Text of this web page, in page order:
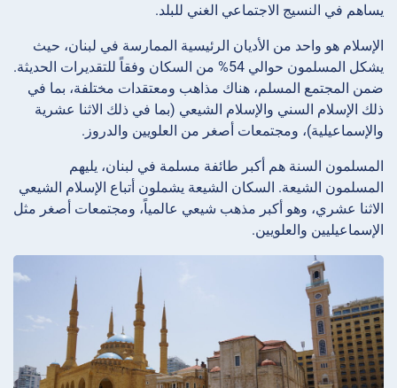
يساهم في النسيج الاجتماعي الغني للبلد.
الإسلام هو واحد من الأديان الرئيسية الممارسة في لبنان، حيث
يشكل المسلمون حوالي 54% من السكان وفقاً للتقديرات الحديثة.
ضمن المجتمع المسلم، هناك مذاهب ومعتقدات مختلفة، بما في
ذلك الإسلام السني والإسلام الشيعي (بما في ذلك الاثنا عشرية
والإسماعيلية)، ومجتمعات أصغر من العلويين والدروز.
المسلمون السنة هم أكبر طائفة مسلمة في لبنان، يليهم
المسلمون الشيعة. السكان الشيعة يشملون أتباع الإسلام الشيعي
الاثنا عشري، وهو أكبر مذهب شيعي عالمياً، ومجتمعات أصغر مثل
الإسماعيليين والعلويين.